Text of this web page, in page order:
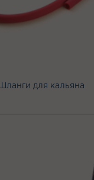
Шланги для кальяна